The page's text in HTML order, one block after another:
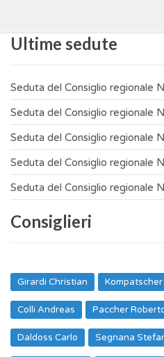
Ultime sedute
Seduta del Consiglio regionale
Seduta del Consiglio regionale
Seduta del Consiglio regionale
Seduta del Consiglio regionale
Seduta del Consiglio regionale
Consiglieri
Girardi Christian
Colli Andreas Paccher
Daldoss Carlo Segnana